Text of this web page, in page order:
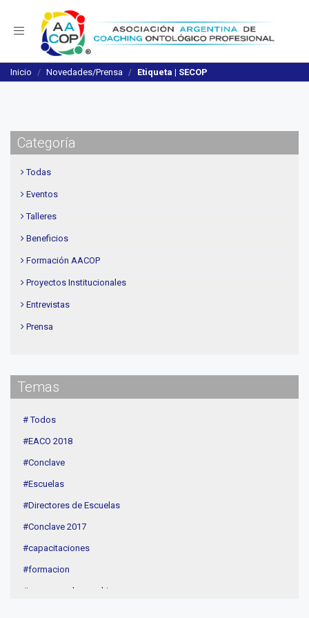
Navegación
Inicio Novedades/Prensa Etiqueta | SECOP
Categoría
Todas
Eventos
Talleres
Beneficios
Formación AACOP
Proyectos Institucionales
Entrevistas
Prensa
Contenidos de Interés
Cuota
Agenda
Linea Sociedad
Temas
# Todos
#EACO 2018
#Conclave
#Escuelas
#Directores de Escuelas
#Conclave 2017
#capacitaciones
#formacion
#procesos de coaching